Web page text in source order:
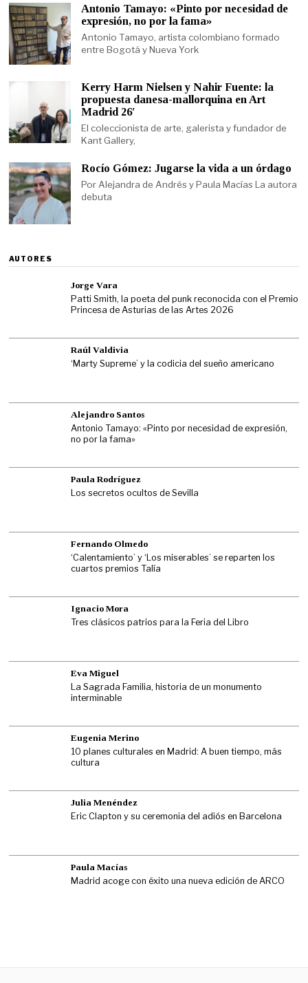
Antonio Tamayo: «Pinto por necesidad de
expresión, no por la fama»
Antonio Tamayo, artista colombiano formado
entre Bogotá y Nueva York
Kerry Harm Nielsen y Nahir Fuente: la
propuesta danesa-mallorquina en Art
Madrid 26′
El coleccionista de arte, galerista y fundador de
Kant Gallery,
Rocío Gómez: Jugarse la vida a un órdago
Por Alejandra de Andrés y Paula Macías La autora
debuta
AUTORES
Jorge Vara
Patti Smith, la poeta del punk reconocida con el Premio
Princesa de Asturias de las Artes 2026
Raúl Valdivia
‘Marty Supreme’ y la codicia del sueño americano
Alejandro Santos
Antonio Tamayo: «Pinto por necesidad de expresión,
no por la fama»
Paula Rodríguez
Los secretos ocultos de Sevilla
Fernando Olmedo
‘Calentamiento’ y ‘Los miserables’ se reparten los
cuartos premios Talía
Ignacio Mora
Tres clásicos patrios para la Feria del Libro
Eva Miguel
La Sagrada Familia, historia de un monumento
interminable
Eugenia Merino
10 planes culturales en Madrid: A buen tiempo, más
cultura
Julia Menéndez
Eric Clapton y su ceremonia del adiós en Barcelona
Paula Macías
Madrid acoge con éxito una nueva edición de ARCO